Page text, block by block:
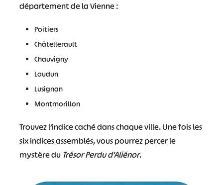
département de la Vienne :
Poitiers
Châtellerault
Chauvigny
Loudun
Lusignan
Montmorillon
Trouvez l’indice caché dans chaque ville. Une fois les
six indices assemblés, vous pourrez percer le
mystère du Trésor Perdu d’Aliénor.